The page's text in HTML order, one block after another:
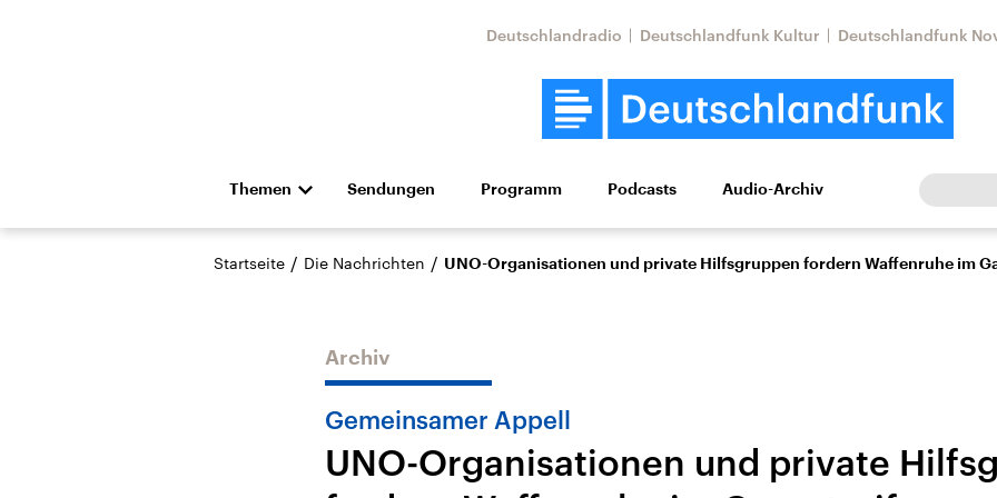
Deutschlandradio Deutschlandfunk Kultur Deutschlandfunk
Themen
Die Nachrichten Politik Wirtschaft Wissen Kultur Europa
Hörspiel und Feature Musik
Landtagswahl Sachsen-
USA
Aktuelle Beiträge,
Nahostkonflikt
Aktuelle Lage und
Iran
Aktuelle Lage und
Sendungen Programm Podcasts Audio-Archiv
Startseite / Die Nachrichten / UNO-Organisationen und private Hilfsgruppen fordern Waffenruhe im
Archiv
Gemeinsamer Appell
UNO-Organisationen und private